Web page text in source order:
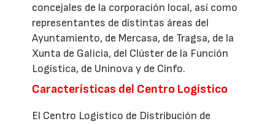
concejales de la corporación local, así como
representantes de distintas áreas del
Ayuntamiento, de Mercasa, de Tragsa, de la
Xunta de Galicia, del Clúster de la Función
Logística, de Uninova y de Cinfo.
Características del Centro Logístico
El Centro Logístico de Distribución de